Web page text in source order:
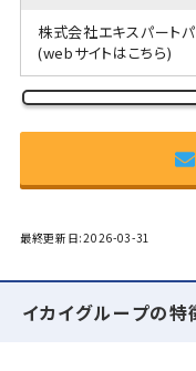
株式会社エキスパート
(webサイトはこちら)
最終更新日:2026-03-31
イカイグループの特